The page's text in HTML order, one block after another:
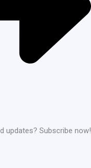
updates? Subscribe now!